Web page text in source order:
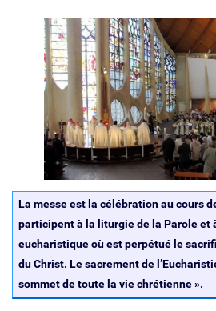
Solidarité et Mouvements
La messe est la célébration au cours
participent à la liturgie de la Parole et
eucharistique où est perpétué le
du Christ. Le sacrement de
sommet de toute la vie chrétienne».